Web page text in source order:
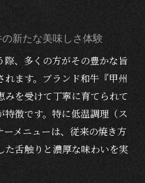
ディナーの秘密
州牛の低温調理とは何か
甲州牛ディナーの楽しみ
ズに選ばれるディナーの
新たな美味しさ体験
際、多くの方がその豊かな旨
ます。ブランド和牛『甲州
を受けて丁寧に育てられて
徴です。特に低温調理（ス
メニューは、従来の焼き方
た舌触りと濃厚な味わいを実